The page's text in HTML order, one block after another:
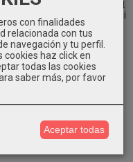
comida
200 uni.
€
Vasos papel
8oz. 1000 uni.
62,24 €
con finalidades
relacionada con tus
navegación y tu perfil.
cookies haz click en
todas las cookies
saber más, por favor
Aceptar todas